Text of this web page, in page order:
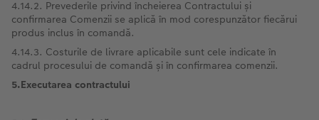
4.14.2. Prevederile privind încheierea Contractului și
confirmarea Comenzii se aplică în mod corespunzător fiecărui
produs inclus în comandă.
4.14.3. Costurile de livrare aplicabile sunt cele indicate în
cadrul procesului de comandă și în confirmarea comenzii.
5.Executarea contractului